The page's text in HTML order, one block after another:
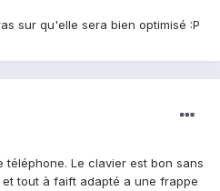
sur qu'elle sera bien optimisé :P
Le clavier est bon sans
tout à faift adapté a une frappe